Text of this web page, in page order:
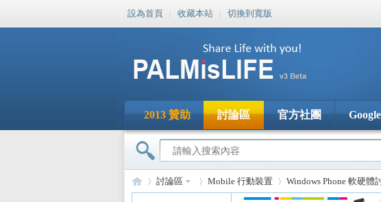
設為首頁 | 收藏本站 | 切換到寬版
2013 贊助 討論區 官方社團
討論區 Mobile 行動裝置 Windows Phone 軟硬體